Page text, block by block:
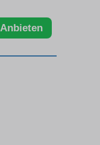
Anbieten